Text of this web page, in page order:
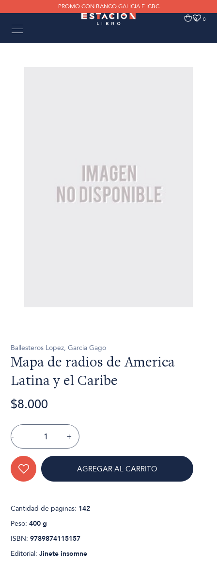
PROMO CON BANCO GALICIA E ICBC
0 0
Ballesteros Lopez, Garcia Gago
Mapa de radios de America
Latina y el Caribe
$8.000
- +
AGREGAR AL CARRITO
Cantidad de páginas: 142
Peso:400 g
ISBN:9789874115157
Editorial:Jinete insomne